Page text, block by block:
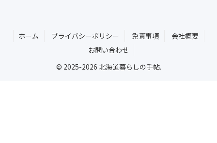
ホーム プライバシーポリシー 免責事項
会社概要
お問い合わせ
© 2025-2026 北海道暮らしの手帖.